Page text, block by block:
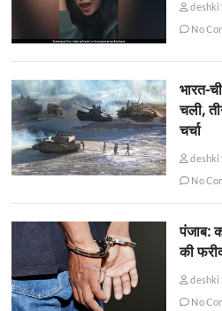
No
भारत-
चली,
चर्चा
No
पंजाब:
की
No